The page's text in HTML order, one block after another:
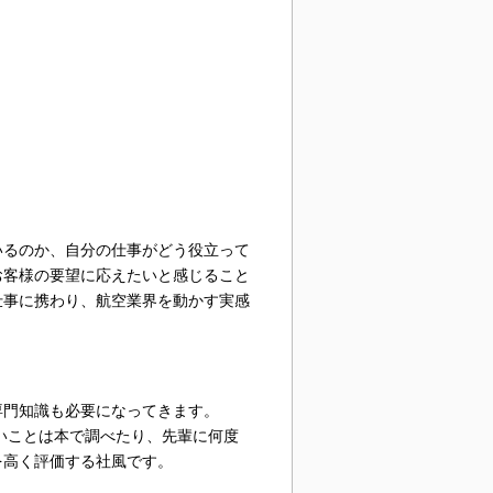
のか、自分の仕事がどう役立って
様の要望に応えたいと感じること
に携わり、航空業界を動かす実感
知識も必要になってきます。
とは本で調べたり、先輩に何度
く評価する社風です。